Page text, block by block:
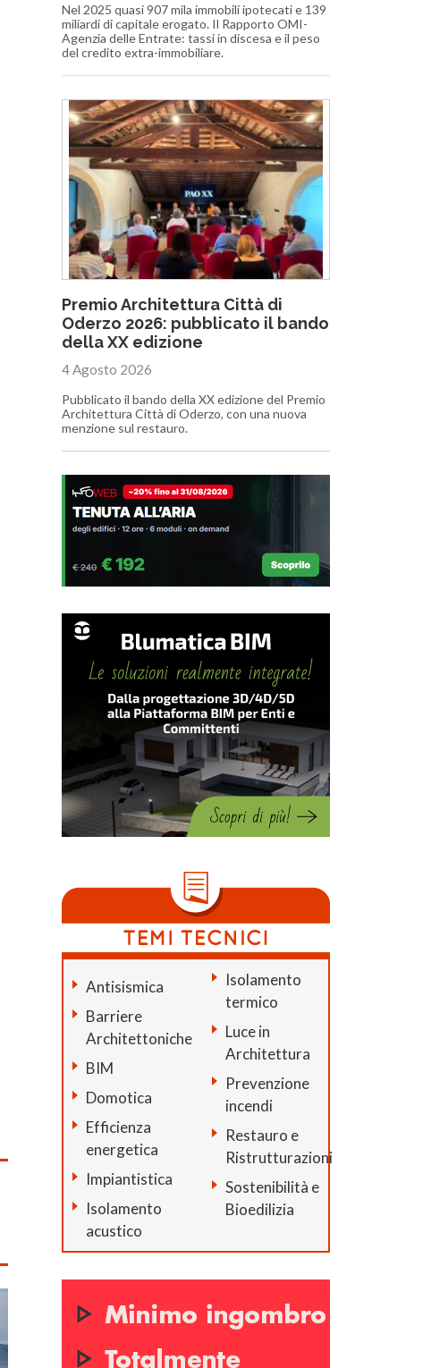
Nel 2025 quasi 907 mila immobili ipotecati e 139
miliardi di capitale erogato. Il Rapporto OMI-
Agenzia delle Entrate: tassi in discesa e il peso
del credito extra-immobiliare.
Premio Architettura Città di
Oderzo 2026: pubblicato il bando
della XX edizione
4 Agosto 2026
Pubblicato il bando della XX edizione del Premio
Architettura Città di Oderzo, con una nuova
menzione sul restauro.
Antisismica
Barriere
Architettoniche
BIM
Domotica
Efficienza
energetica
Impiantistica
Isolamento
acustico
Isolamento
termico
Luce in
Architettura
Prevenzione
incendi
Restauro e
Ristrutturazioni
Sostenibilità e
Bioedilizia